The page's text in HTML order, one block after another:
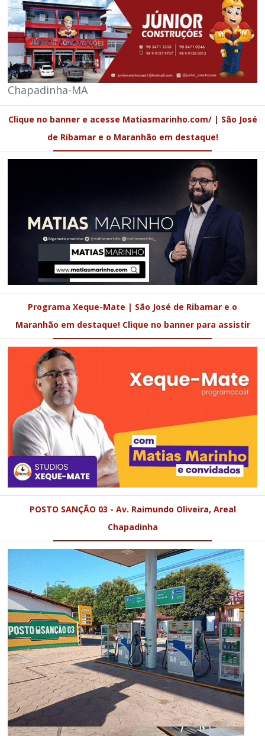
Chapadinha-MA
Clique no banner e acesse Matiasmarinho.com/ | São José
de Ribamar e o Maranhão em destaque!
Programa Xeque-Mate | São José de Ribamar e o
Maranhão em destaque! Clique no banner para assistir
POSTO SANÇÃO 03 - Av. Raimundo Oliveira, Areal
Chapadinha